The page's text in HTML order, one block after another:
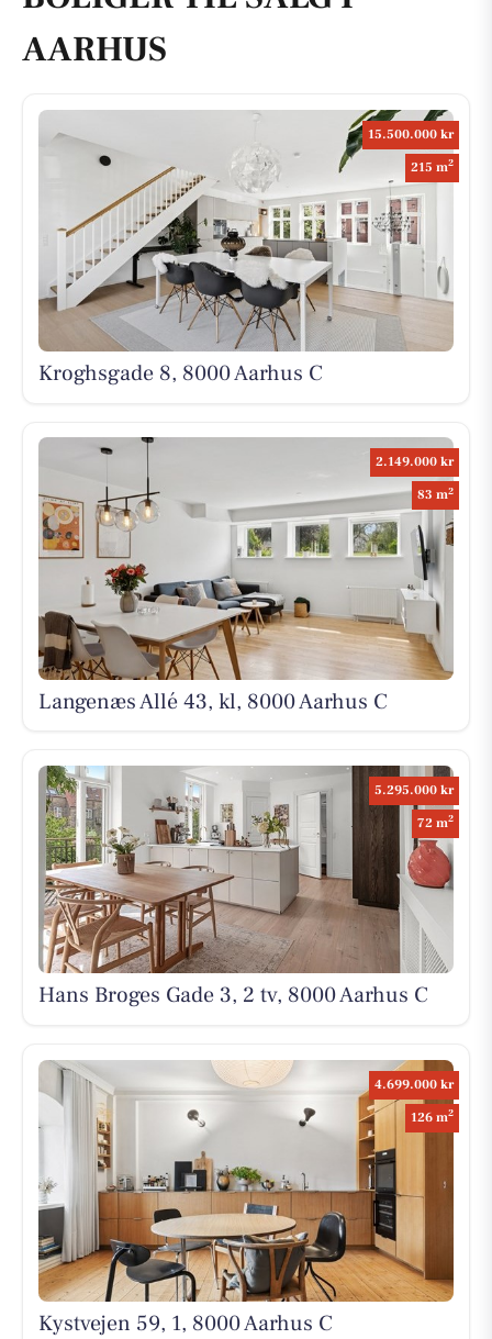
AARHUS
15.500.000 kr
215 m2
Kroghsgade 8, 8000 Aarhus C
2.149.000 kr
83 m2
Langenæs Allé 43, kl, 8000 Aarhus C
5.295.000 kr
72 m2
Hans Broges Gade 3, 2 tv, 8000 Aarhus C
4.699.000 kr
126 m2
Kystvejen 59, 1, 8000 Aarhus C